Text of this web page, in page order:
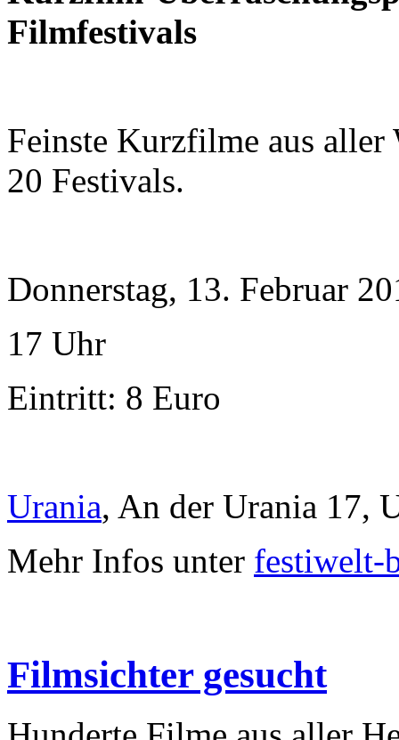
Filmfestivals
Feinste Kurzfilme aus aller
20 Festivals.
Donnerstag, 13. Februar
17 Uhr
Eintritt: 8 Euro
Urania, An der Urania 17,
Mehr Infos unter festiwelt-
Filmsichter gesucht